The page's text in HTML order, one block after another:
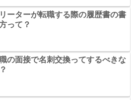
ーターが転職する際の履歴書の書
って？
の面接で名刺交換ってするべきな